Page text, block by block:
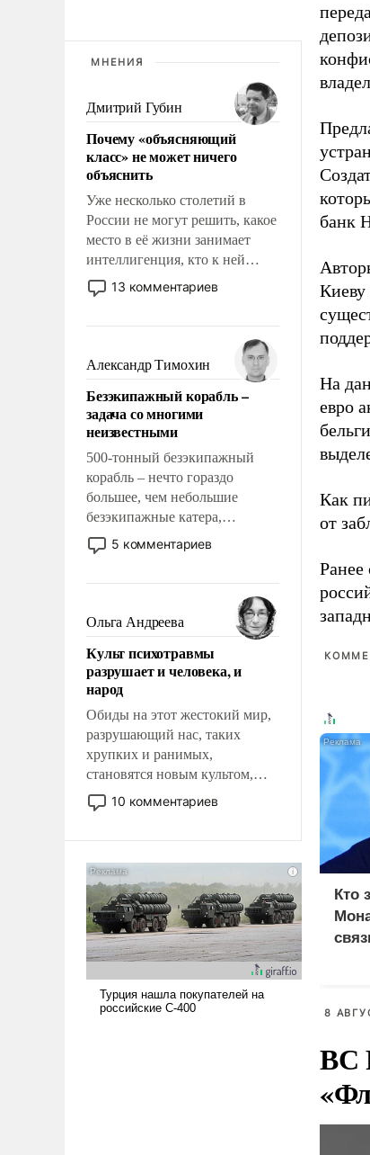
МНЕНИЯ
Дмитрий Губин
Почему «объясняющий
класс» не может ничего
объяснить
Уже несколько столетий в
России не могут решить, какое
место в её жизни занимает
интеллигенция, кто к ней
принадлежит, а кого из неё
исключили с правом
чем она отличается от просто
образованных людей. Иногда
казалось, что эти вопросы
решены раз и навсегда, но –
нет, не решены.
13 комментариев
Александр Тимохин
Безэкипажный корабль –
задача со многими
неизвестными
500-тонный безэкипажный
корабль – нечто гораздо
большее, чем небольшие
безэкипажные катера,
применение которых уже
стало обыденностью. Задача по
сложна и амбициозна. Однако
и ее реализация радикально
поднимет наши боевые
возможности.
5 комментариев
Ольга Андреева
Культ психотравмы
разрушает и человека, и
народ
Обиды на этот жестокий мир,
разрушающий нас, таких
хрупких и ранимых,
становятся новым культом,
постепенно вытесняя и
отменяя традиционное
ударами судьбы, брать на себя
ответственность, помогать
слабым, идти вперед и
адаптироваться.
10 комментариев
банк
Киеву
На
евро
Как
от
Ранее
Кто
8
ВС